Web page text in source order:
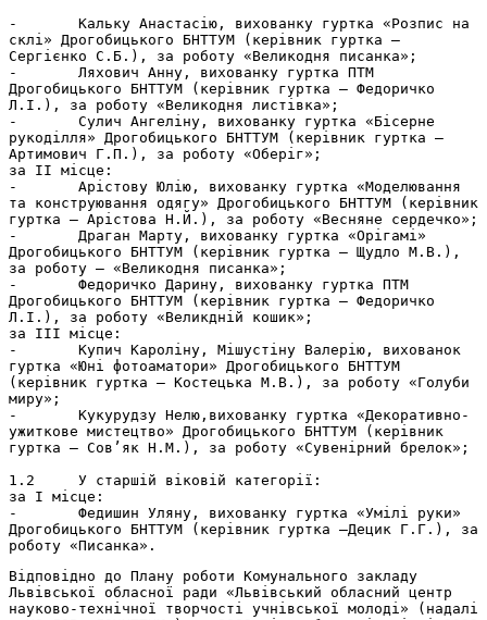
-	Кальку Анастасію, вихованку гуртка «Розпис на
склі» Дрогобицького БНТТУМ (керівник гуртка –
Сергієнко С.Б.), за роботу «Великодня писанка»;
-	Ляхович Анну, вихованку гуртка ПТМ
Дрогобицького БНТТУМ (керівник гуртка – Федоричко
Л.І.), за роботу «Великодня листівка»;
-	Сулич Ангеліну, вихованку гуртка «Бісерне
рукоділля» Дрогобицького БНТТУМ (керівник гуртка –
Артимович Г.П.), за роботу «Оберіг»;
за ІІ місце:
-	Арістову Юлію, вихованку гуртка «Моделювання
та конструювання одягу» Дрогобицького БНТТУМ (керівник
гуртка – Арістова Н.Й.), за роботу «Весняне сердечко»;
-	Драган Марту, вихованку гуртка «Орігамі»
Дрогобицького БНТТУМ (керівник гуртка – Щудло М.В.),
за роботу – «Великодня писанка»;
-	Федоричко Дарину, вихованку гуртка ПТМ
Дрогобицького БНТТУМ (керівник гуртка – Федоричко
Л.І.), за роботу «Великдній кошик»;
за ІІІ місце:
-	Купич Кароліну, Мішустіну Валерію, вихованок
гуртка «Юні фотоаматори» Дрогобицького БНТТУМ
(керівник гуртка – Костецька М.В.), за роботу «Голуби
миру»;
-	Кукурудзу Нелю,вихованку гуртка «Декоративно-
ужиткове мистецтво» Дрогобицького БНТТУМ (керівник
гуртка – Сов’як Н.М.), за роботу «Сувенірний брелок»;
1.2	У старшій віковій категорії:
за І місце:
-	Федишин Уляну, вихованку гуртка «Умілі руки»
Дрогобицького БНТТУМ (керівник гуртка –Децик Г.Г.), за
роботу «Писанка».
Відповідно до Плану роботи Комунального закладу
Львівської обласної ради «Львівський обласний центр
науково-технічної творчості учнівської молоді» (надалі